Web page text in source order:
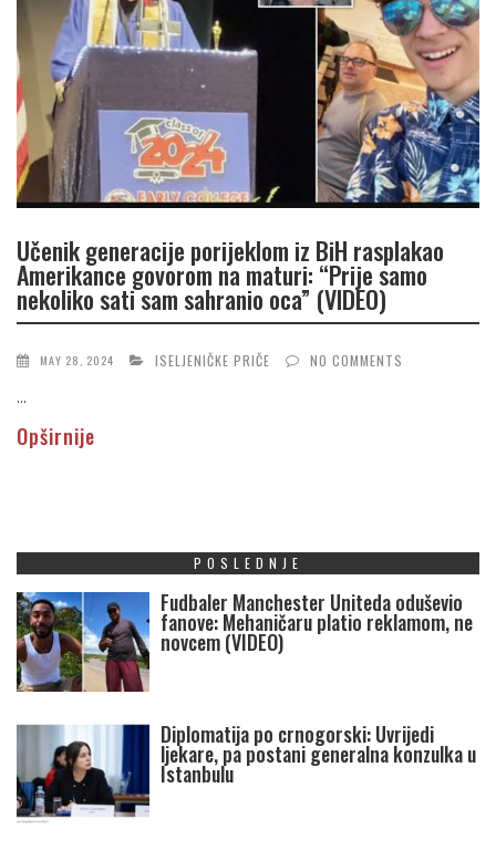
Učenik generacije porijeklom iz BiH rasplakao
Amerikance govorom na maturi: “Prije samo
nekoliko sati sam sahranio oca” (VIDEO)
MAY 28, 2024 ISELJENIČKE PRIČE NO COMMENTS
...
Opširnije
POSLEDNJE
Fudbaler Manchester Uniteda oduševio
fanove: Mehaničaru platio reklamom, ne
novcem (VIDEO)
Diplomatija po crnogorski: Uvrijedi
ljekare, pa postani generalna konzulka u
Istanbulu